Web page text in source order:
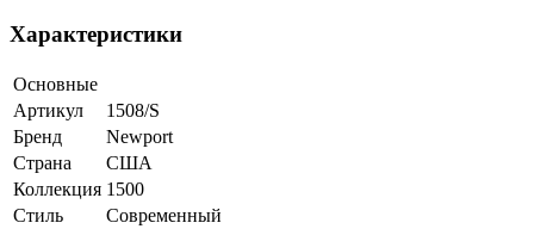
Характеристики
Основные
Артикул
1508/S
Бренд
Newport
Страна
США
Коллекция 1500
Стиль
Современный